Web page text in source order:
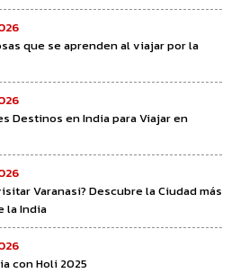
que se aprenden al viajar por la
Destinos en India para Viajar en
Varanasi? Descubre la Ciudad más
la India
con Holi 2025